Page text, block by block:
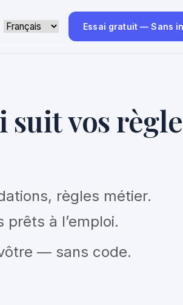
Essai gratuit — Sans
une IA qui
règles métier.
prêts à l’emploi.
— sans code.